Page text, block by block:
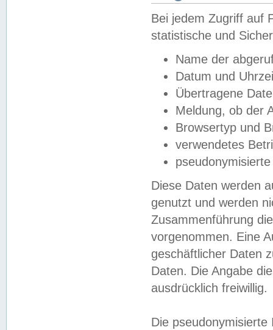
Bei jedem Zugriff auf
statistische und
Name der
Datum und
Übertragene
Meldung, ob der
Browsertyp und
verwendetes
Diese Daten werden
genutzt und werden
Zusammenführung
vorgenommen. Eine
geschäftlicher Daten
Daten. Die Angabe
ausdrücklich freiwillig.
Die